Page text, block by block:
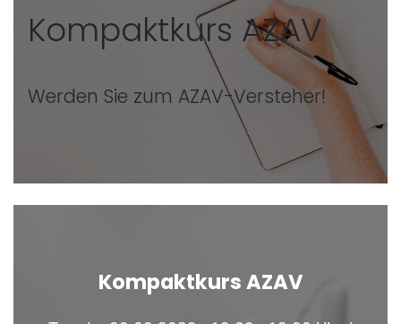
Kompaktkurs AZAV
Werden Sie zum AZAV-Versteher!
Kompaktkurs AZAV